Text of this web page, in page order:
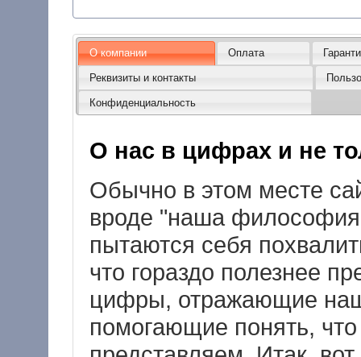
О компании Оплата
Реквизиты и контакты
Конфиденциальность
О нас в цифрах и не
Обычно в этом месте
вроде "наша
пытаются себя
что гораздо полезнее
цифры, отражающие
помогающие понять,